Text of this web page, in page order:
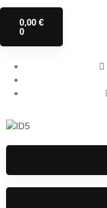
0,00 €
0